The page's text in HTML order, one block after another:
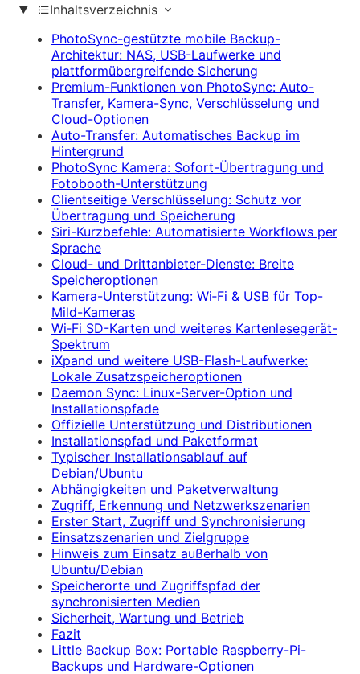
Inhaltsverzeichnis
PhotoSync-gestützte mobile Backup-
Architektur: NAS, USB-Laufwerke und
plattformübergreifende Sicherung
Premium-Funktionen von PhotoSync: Auto-
Transfer, Kamera-Sync, Verschlüsselung und
Cloud-Optionen
Auto-Transfer: Automatisches Backup im
Hintergrund
PhotoSync Kamera: Sofort-Übertragung und
Fotobooth-Unterstützung
Clientseitige Verschlüsselung: Schutz vor
Übertragung und Speicherung
Siri-Kurzbefehle: Automatisierte Workflows per
Sprache
Cloud- und Drittanbieter-Dienste: Breite
Speicheroptionen
Kamera-Unterstützung: Wi‑Fi & USB für Top-
Mild-Kameras
Wi‑Fi SD-Karten und weiteres Kartenlesegerät-
Spektrum
iXpand und weitere USB-Flash-Laufwerke:
Lokale Zusatzspeicheroptionen
Daemon Sync: Linux-Server-Option und
Installationspfade
Offizielle Unterstützung und Distributionen
Installationspfad und Paketformat
Typischer Installationsablauf auf
Debian/Ubuntu
Abhängigkeiten und Paketverwaltung
Zugriff, Erkennung und Netzwerkszenarien
Erster Start, Zugriff und Synchronisierung
Einsatzszenarien und Zielgruppe
Hinweis zum Einsatz außerhalb von
Ubuntu/Debian
Speicherorte und Zugriffspfad der
synchronisierten Medien
Sicherheit, Wartung und Betrieb
Fazit
Little Backup Box: Portable Raspberry-Pi-
Backups und Hardware-Optionen